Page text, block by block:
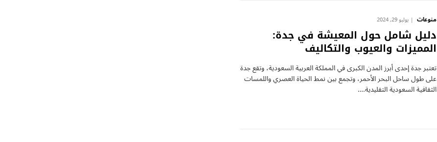
منوعات يوليو 29, 2024
دليل شامل حول المعيشة في جدة:
المميزات والعيوب والتكاليف
تعتبر جدة إحدى أبرز المدن الكبرى في المملكة العربية السعودية، وتقع جدة
على طول ساحل البحر الأحمر، وتجمع بين نمط الحياة العصري واللمسات
الثقافية السعودية التقليدية.…